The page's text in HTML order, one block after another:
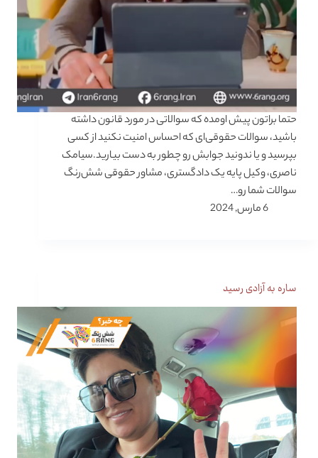
حتما براتون پیش اومده که سوالاتی در مورد قانون داشته
باشید، سوالات حقوقی‌ای که احساس امنیت نکنید از کسی
بپرسید و یا ندونید جوابش رو چطور به دست بیارید.سیامک
ناصری، وکیل پایه یک دادگستری، مشاور حقوقی شش‌رنگ
سوالات شما رو…
6 مارس, 2024
ساره به آزادی رسید